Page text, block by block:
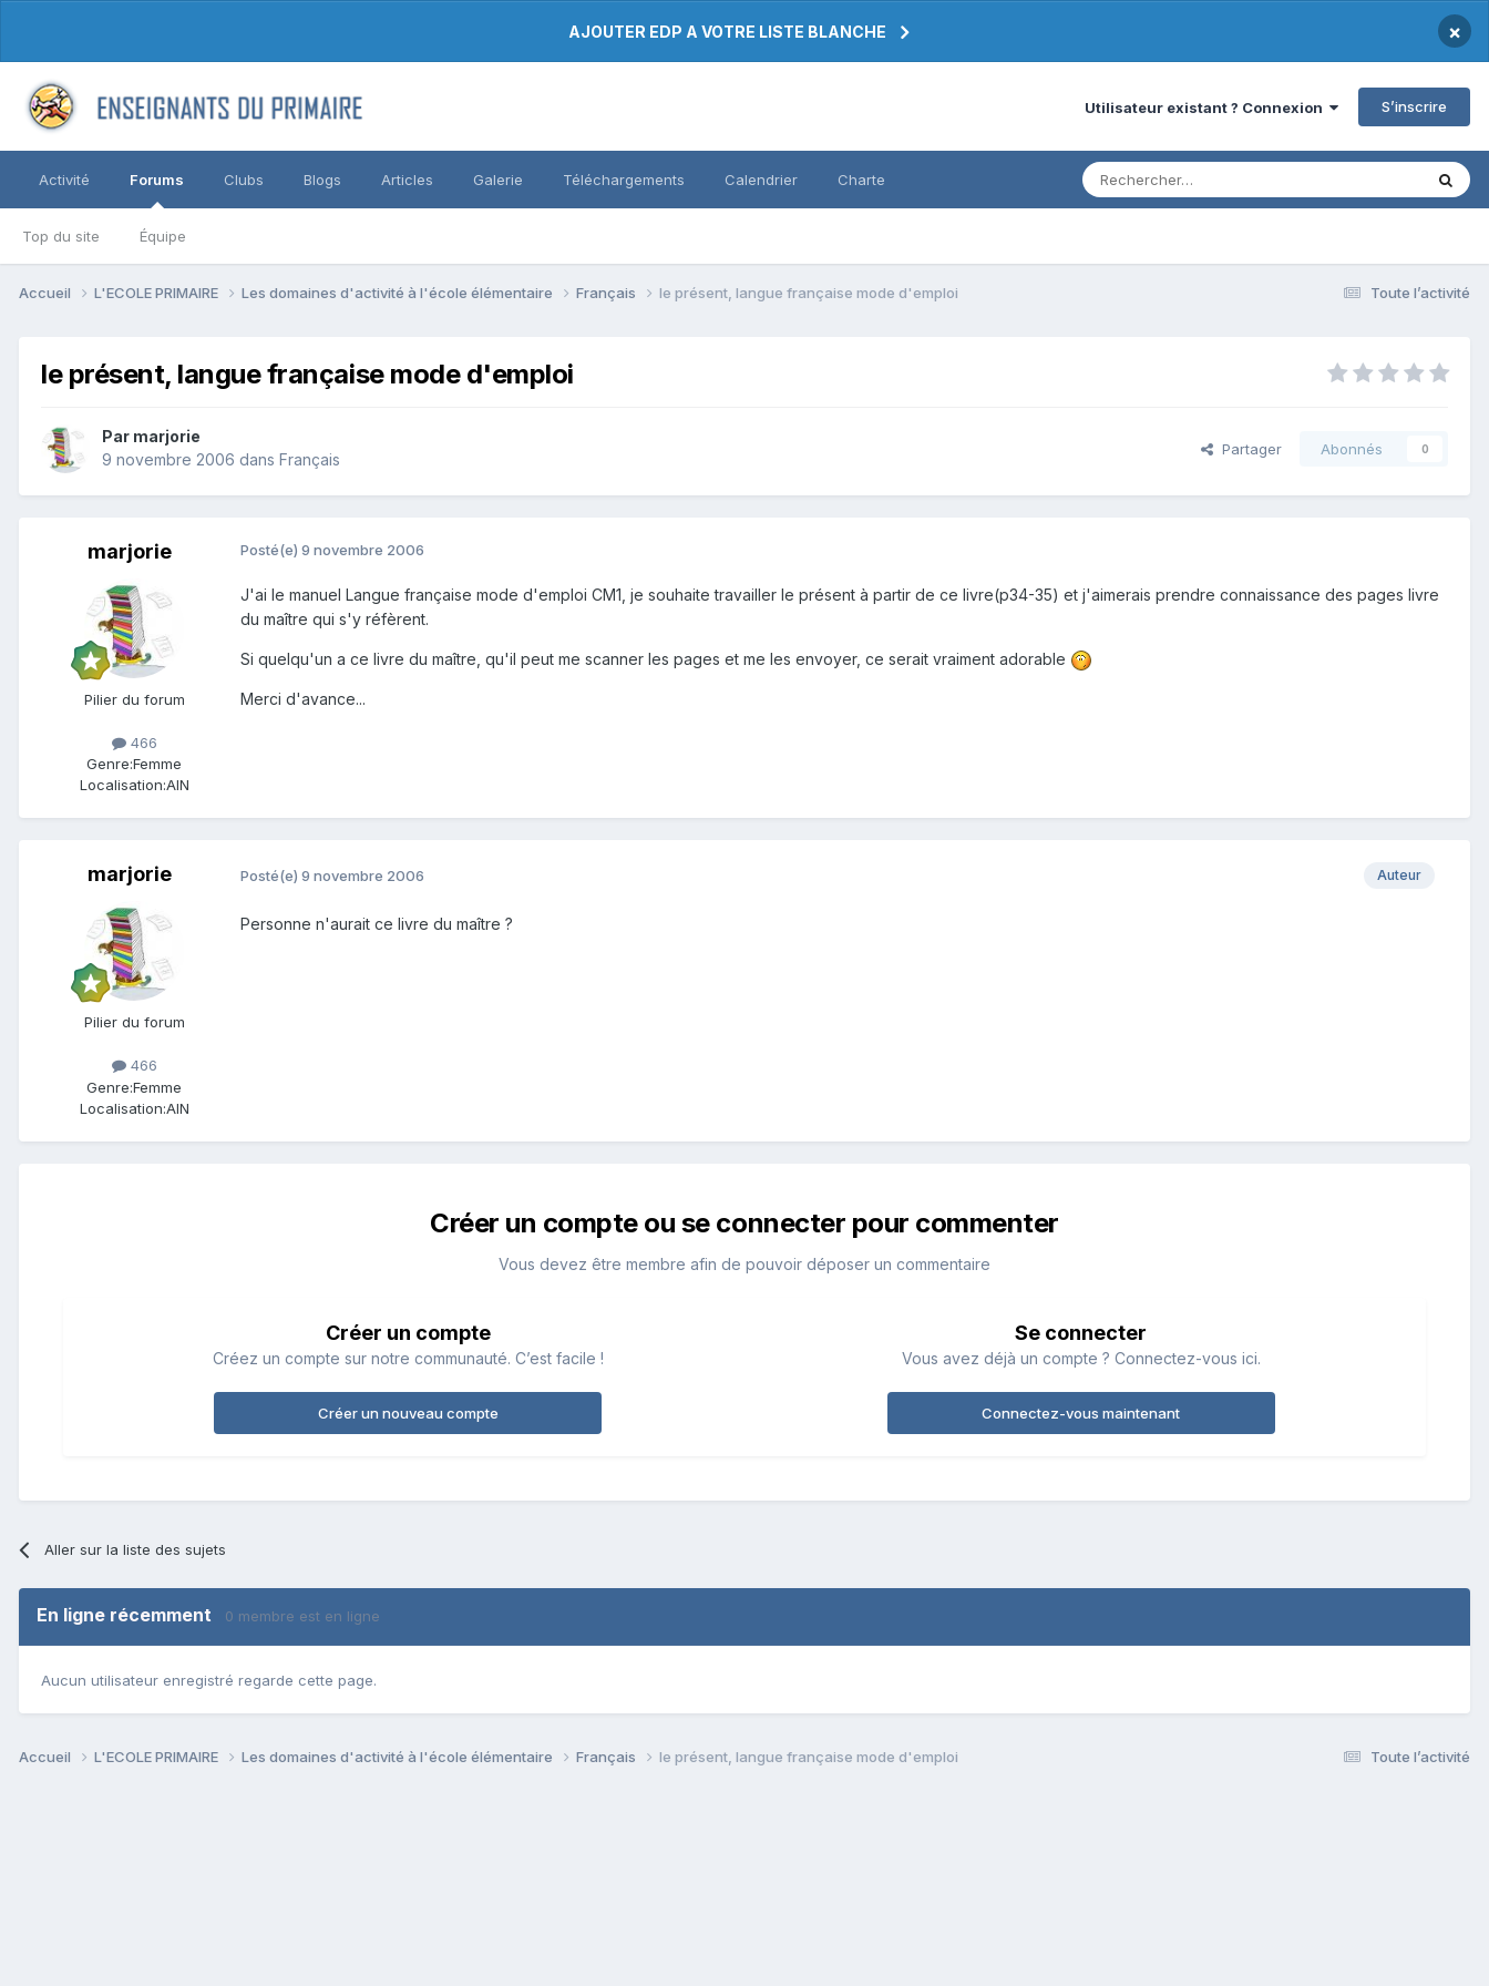
AJOUTER EDP A VOTRE LISTE BLANCHE ×
Utilisateur existant ? Connexion S’inscrire
Activité Forums
Top du site Équipe
Clubs Blogs Articles Galerie Téléchargements Calendrier Charte
Toute l’activité
Accueil L'ECOLE PRIMAIRE Les domaines d'activité à l'école élémentaire Français le présent, langue française mode d'emploi
le présent, langue française mode d'emploi
Par marjorie
9 novembre 2006 dans Français
Partager Abonnés 0
marjorie
Pilier du forum
466
Genre:Femme
Localisation:AIN
Posté(e) 9 novembre 2006
J'ai le manuel Langue française mode d'emploi CM1, je souhaite travailler le présent à partir de ce livre(p34-35) et j'aimerais prendre connaissance des pages livre
du maître qui s'y réfèrent.
Si quelqu'un a ce livre du maître, qu'il peut me scanner les pages et me les envoyer, ce serait vraiment adorable
Merci d'avance...
marjorie
Pilier du forum
466
Genre:Femme
Localisation:AIN
Auteur
Posté(e) 9 novembre 2006
Personne n'aurait ce livre du maître ?
Créer un compte ou se connecter pour commenter
Vous devez être membre afin de pouvoir déposer un commentaire
Créer un compte
Créez un compte sur notre communauté. C’est facile !
Créer un nouveau compte
Se connecter
Vous avez déjà un compte ? Connectez-vous ici.
Connectez-vous maintenant
Aller sur la liste des sujets
En ligne récemment 0 membre est en ligne
Aucun utilisateur enregistré regarde cette page.
Toute l’activité
Accueil L'ECOLE PRIMAIRE Les domaines d'activité à l'école élémentaire Français le présent, langue française mode d'emploi